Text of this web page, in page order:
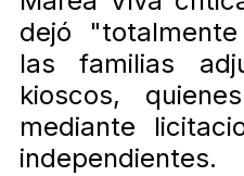
dejó
las familias
kioscos,
mediante
independientes.